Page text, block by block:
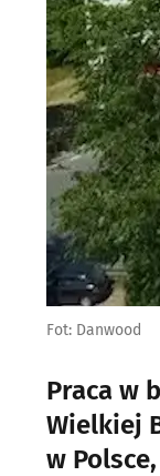
Fot: Danwood
Praca w
Wielkiej
w